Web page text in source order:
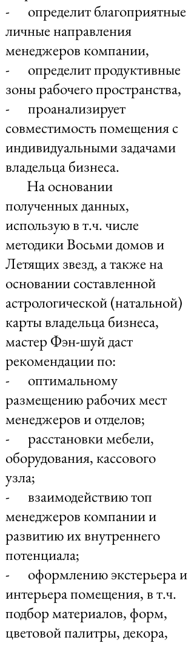
- определит благоприятные
личные направления
менеджеров компании,
- определит продуктивные
зоны рабочего пространства,
- проанализирует
совместимость помещения с
индивидуальными задачами
владельца бизнеса.
На основании
полученных данных,
использую в т.ч. числе
методики Восьми домов и
Летящих звезд, а также на
основании составленной
астрологической (натальной)
карты владельца бизнеса,
мастер Фэн-шуй даст
рекомендации по:
- оптимальному
размещению рабочих мест
менеджеров и отделов;
- расстановки мебели,
оборудования, кассового
узла;
- взаимодействию топ
менеджеров компании и
развитию их внутреннего
потенциала;
- оформлению экстерьера и
интерьера помещения, в т.ч.
подбор материалов, форм,
цветовой палитры, декора,